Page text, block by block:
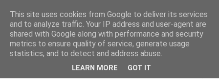
This site uses cookies from Google to deliver its services
and to analyze traffic. Your IP address and user-agent are
shared with Google along with performance and security
metrics to ensure quality of service, generate usage
statistics, and to detect and address abuse.
LEARN MORE GOT IT